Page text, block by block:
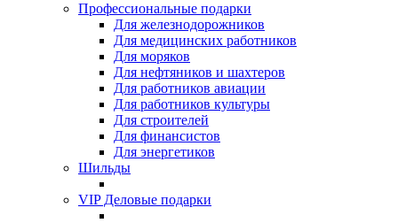
Профессиональные подарки
Для железнодорожников
Для медицинских работников
Для моряков
Для нефтяников и шахтеров
Для работников авиации
Для работников культуры
Для строителей
Для финансистов
Для энергетиков
Шильды
VIP Деловые подарки